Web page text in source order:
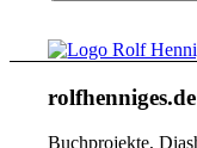
rolfhenniges.de
Buchprojekte,